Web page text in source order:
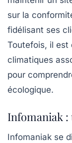
sur la
fidélisant ses
Toutefois, il est
climatiques
pour
écologique.
Infomaniak
Infomaniak se